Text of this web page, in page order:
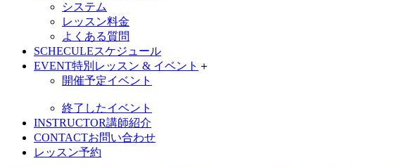
システム
レッスン料金
よくある質問
SCHECULEスケジュール
EVENT特別レッスン & イベント ＋
開催予定イベント
終了したイベント
INSTRUCTOR講師紹介
CONTACTお問い合わせ
レッスン予約